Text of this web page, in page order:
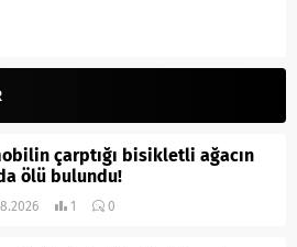
çarptığı bisikletli ağacın
ölü bulundu!
1 0